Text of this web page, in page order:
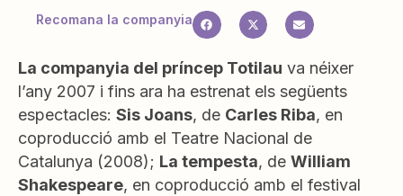
Recomana la companyia
La companyia del príncep Totilau va néixer
l’any 2007 i fins ara ha estrenat els següents
espectacles: Sis Joans, de Carles Riba, en
coproducció amb el Teatre Nacional de
Catalunya (2008); La tempesta, de William
Shakespeare, en coproducció amb el festival